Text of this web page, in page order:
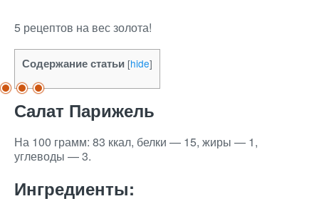
5 рецептов на вес золота!
Содержание статьи [hide]
Салат Парижель
На 100 грамм: 83 ккал, белки — 15, жиры — 1,
углеводы — 3.
Ингредиенты: